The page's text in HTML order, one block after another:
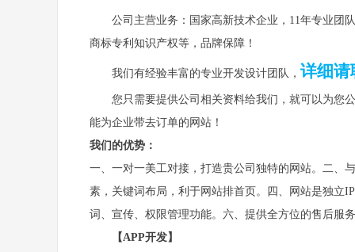
公司主营业务：国家高新技术企业， 11年专业 团
商标专利知识产权等，品牌保障！
我们有经验丰富的专业开发设计团队， 详细请
您只需要提供公司相关资料给我们，就可以为您
能为企业带去订单的网站！
我们的优势：
一、一对一美工对接，打造贵公司独特的网站。 二、
素，关键词布局，利于网站排首页。
四、网站是独立
词、宣传、权限管理功能。 六、提供全方位的售后服
【APP开发】